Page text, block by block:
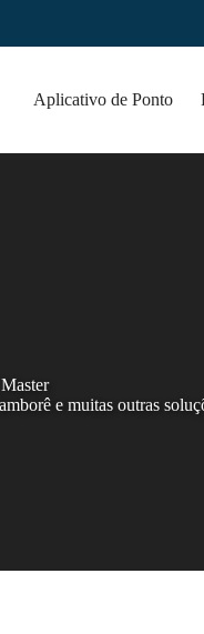
Aplicativo de Ponto
e muitas outras